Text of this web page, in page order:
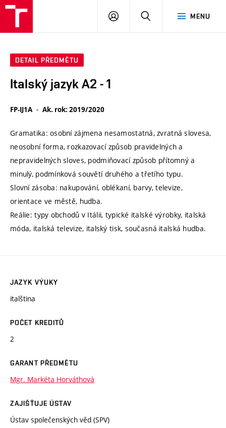
MENU
PŘIHLÁSIT
DETAIL PŘEDMĚTU
Italský jazyk A2 - 1
FP-IJ1A Ak. rok: 2019/2020
Gramatika: osobní zájmena nesamostatná, zvratná slovesa,
neosobní forma, rozkazovací způsob pravidelných a
nepravidelných sloves, podmiňovací způsob přítomný a
minulý, podmínková souvětí druhého a třetího typu.
Slovní zásoba: nakupování, oblékaní, barvy, televize,
orientace ve městě, hudba.
Reálie: typy obchodů v Itálii, typické italské výrobky, italská
móda, italská televize, italský tisk, současná italská hudba.
JAZYK VÝUKY
italština
POČET KREDITŮ
2
GARANT PŘEDMĚTU
Mgr. Markéta Horváthová
ZAJIŠŤUJE ÚSTAV
Ústav společenských věd (SPV)